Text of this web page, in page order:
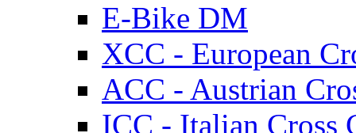
E-Bike DM
XCC - European
ACC - Austrian
ICC - Italian Cross